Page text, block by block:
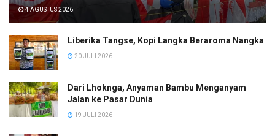
4 AGUSTUS 2026
Liberika Tangse, Kopi Langka Beraroma Nangka
20 JULI 2026
Dari Lhoknga, Anyaman Bambu Menganyam
Jalan ke Pasar Dunia
19 JULI 2026